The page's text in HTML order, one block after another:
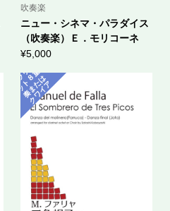
吹奏楽
ニュー・シネマ・パラダイス
（吹奏楽）Ｅ．モリコーネ
¥5,000
ク
ラ
リ
ネ
ッ
ト
８
重
奏
ま
た
は
ク
ワ
イ
ア
ー